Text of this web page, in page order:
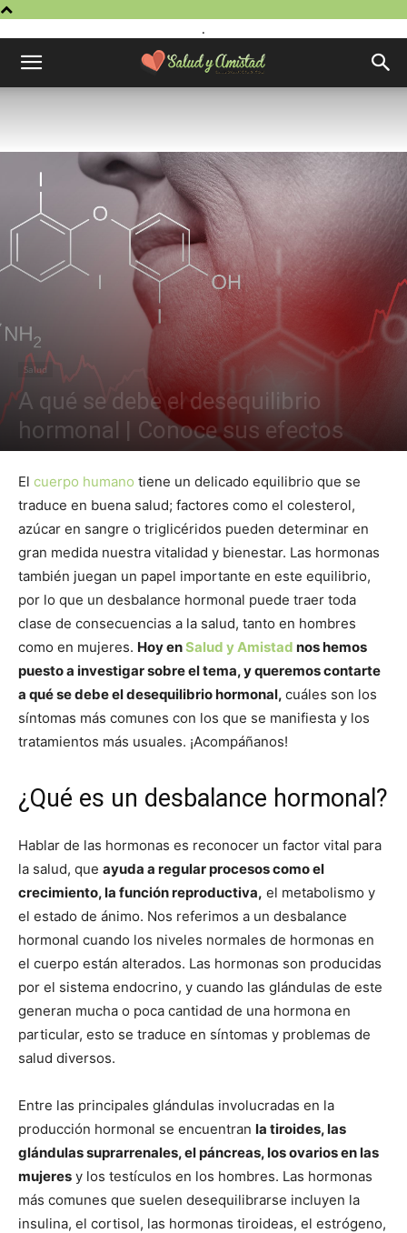
.
Salud
A qué se debe el desequilibrio
hormonal | Conoce sus efectos
El cuerpo humano tiene un delicado equilibrio que se
traduce en buena salud; factores como el colesterol,
azúcar en sangre o triglicéridos pueden determinar en
gran medida nuestra vitalidad y bienestar. Las hormonas
también juegan un papel importante en este equilibrio,
por lo que un desbalance hormonal puede traer toda
clase de consecuencias a la salud, tanto en hombres
como en mujeres. Hoy enSalud y Amistad nos hemos
puesto a investigar sobre el tema, y queremos contarte
a qué se debe el desequilibrio hormonal, cuáles son los
síntomas más comunes con los que se manifiesta y los
tratamientos más usuales. ¡Acompáñanos!
¿Qué es un desbalance hormonal?
Hablar de las hormonas es reconocer un factor vital para
la salud, que ayuda a regular procesos como el
crecimiento, la función reproductiva, el metabolismo y
el estado de ánimo. Nos referimos a un desbalance
hormonal cuando los niveles normales de hormonas en
el cuerpo están alterados. Las hormonas son producidas
por el sistema endocrino, y cuando las glándulas de este
generan mucha o poca cantidad de una hormona en
particular, esto se traduce en síntomas y problemas de
salud diversos.
Entre las principales glándulas involucradas en la
producción hormonal se encuentran la tiroides, las
glándulas suprarrenales, el páncreas, los ovarios en las
mujeres y los testículos en los hombres. Las hormonas
más comunes que suelen desequilibrarse incluyen la
insulina, el cortisol, las hormonas tiroideas, el estrógeno,